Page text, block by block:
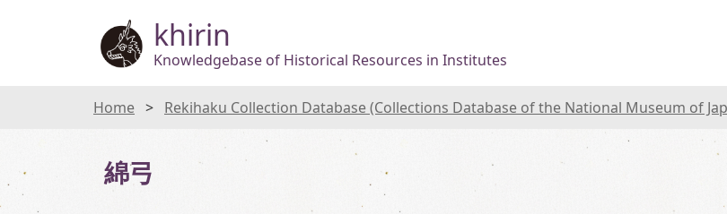
khirin
Knowledgebase of Historical Resources in Institutes
Home Rekihaku Collection Database (Collections Database of the National Museum of
綿弓